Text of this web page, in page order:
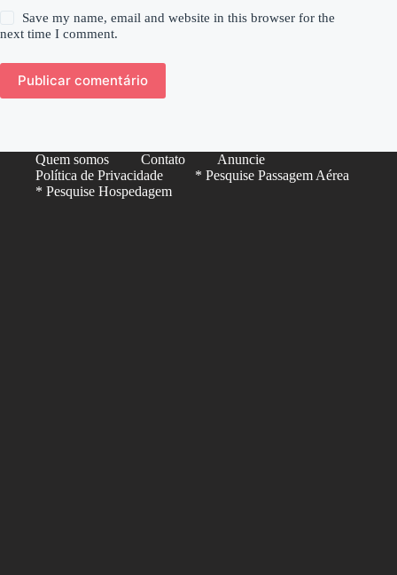
Save my name, email and website in this browser for the
next time I comment.
Publicar comentário
Quem somos Contato
Anuncie
Política de Privacidade
* Pesquise Passagem Aérea
* Pesquise Hospedagem